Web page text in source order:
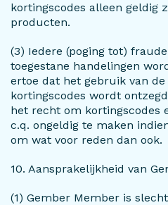
kortingscodes alleen geldig
producten.
(3) Iedere (poging tot)
toegestane handelingen
ertoe dat het gebruik van
kortingscodes wordt
het recht om kortingscodes
c.q. ongeldig te maken
om wat voor reden dan ook.
10. Aansprakelijkheid van
(1) Gember Member is